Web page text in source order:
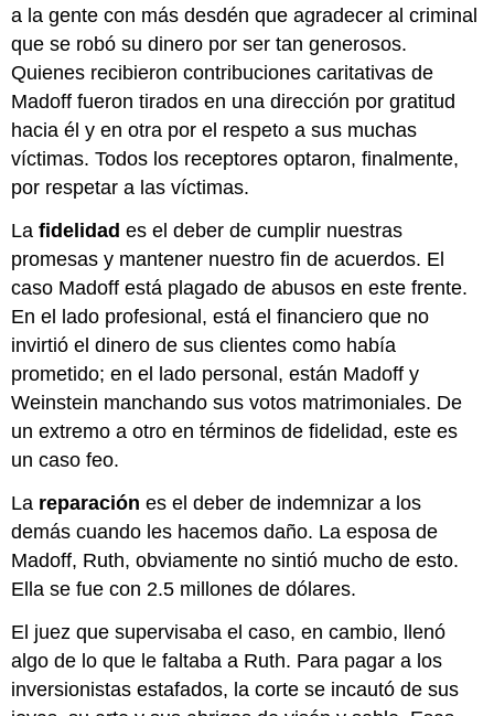
a la gente con más desdén que agradecer al criminal
que se robó su dinero por ser tan generosos.
Quienes recibieron contribuciones caritativas de
Madoff fueron tirados en una dirección por gratitud
hacia él y en otra por el respeto a sus muchas
víctimas. Todos los receptores optaron, finalmente,
por respetar a las víctimas.
Lafidelidad es el deber de cumplir nuestras
promesas y mantener nuestro fin de acuerdos. El
caso Madoff está plagado de abusos en este frente.
En el lado profesional, está el financiero que no
invirtió el dinero de sus clientes como había
prometido; en el lado personal, están Madoff y
Weinstein manchando sus votos matrimoniales. De
un extremo a otro en términos de fidelidad, este es
un caso feo.
La reparación es el deber de indemnizar a los
demás cuando les hacemos daño. La esposa de
Madoff, Ruth, obviamente no sintió mucho de esto.
Ella se fue con 2.5 millones de dólares.
El juez que supervisaba el caso, en cambio, llenó
algo de lo que le faltaba a Ruth. Para pagar a los
inversionistas estafados, la corte se incautó de sus